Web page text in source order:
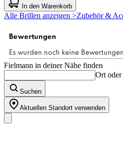
von
5
Sternen.
Bewertungen
In den Warenkorb
Alle Brillen anzeigen >Zubehör &
Fielmann in deiner Nähe finden
Ort
Suchen
Aktuellen Standort verwenden